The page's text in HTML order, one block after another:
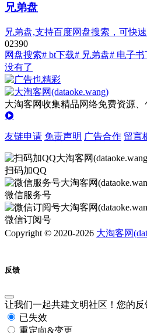
兄弟盘
兄弟盘,支持百度网盘搜索，可快
02390
网盘搜索# bt下载# 兄弟盘# 电子书
没有了
大淘客网收集精品网络免费资源
友链申请 免责声明 广告合作 留言
扫码加QQ
微信服务号
微信订阅号
Copyright © 2020-2026 大淘客网
反馈
让我们一起共建文明社区！您的反
已失效
重定向&变更